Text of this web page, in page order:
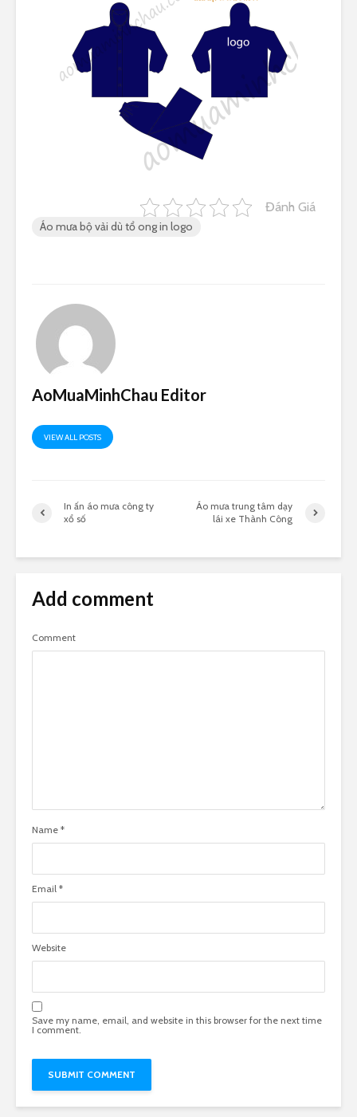
Đánh Giá
Áo mưa bộ vải dù tổ ong in logo
AoMuaMinhChau Editor
VIEW ALL POSTS
In ấn áo mưa công ty
xổ số
Áo mưa trung tâm dạy
lái xe Thành Công
Add comment
Comment
Name *
Email *
Website
Save my name, email, and website in this browser for the next time
I comment.